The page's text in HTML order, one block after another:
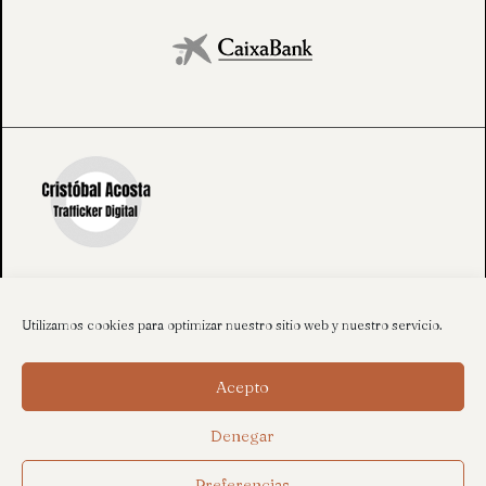
Utilizamos cookies para optimizar nuestro sitio web y nuestro servicio.
Acepto
Denegar